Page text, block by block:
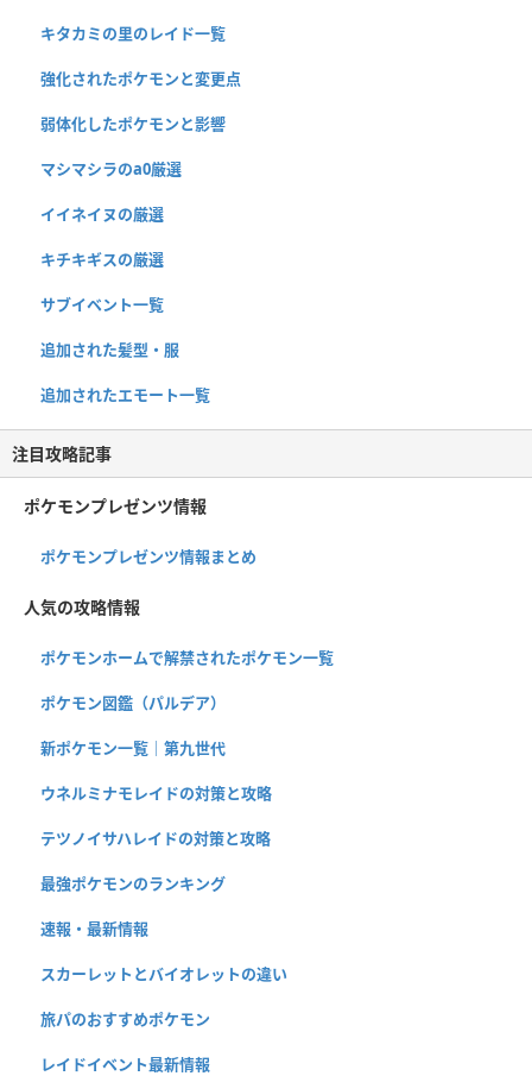
キタカミの里のレイド一覧
強化されたポケモンと変更点
弱体化したポケモンと影響
マシマシラのa0厳選
イイネイヌの厳選
キチキギスの厳選
サブイベント一覧
追加された髪型・服
追加されたエモート一覧
注目攻略記事
ポケモンプレゼンツ情報
ポケモンプレゼンツ情報まとめ
人気の攻略情報
ポケモンホームで解禁されたポケモン一覧
ポケモン図鑑（パルデア）
新ポケモン一覧｜第九世代
ウネルミナモレイドの対策と攻略
テツノイサハレイドの対策と攻略
最強ポケモンのランキング
速報・最新情報
スカーレットとバイオレットの違い
旅パのおすすめポケモン
レイドイベント最新情報